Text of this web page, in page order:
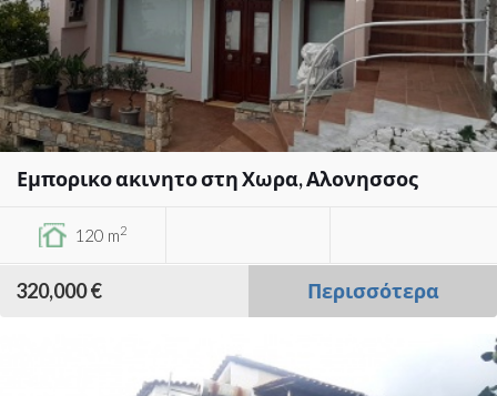
Εμπορικο ακινητο στη Χωρα, Αλονησσος
120 m2
320,000 € Περισσότερα